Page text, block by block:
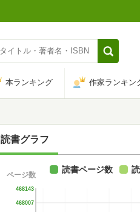
本ランキング 作家ランキン
読書グラフ
468007
468143
ページ数
読書ページ数